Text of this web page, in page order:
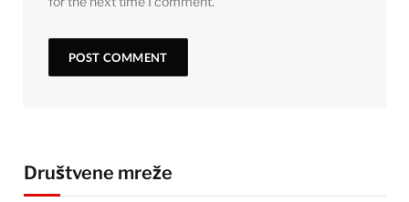
Društvene mreže